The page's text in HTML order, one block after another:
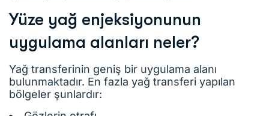
Yüze yağ enjeksiyonunun
uygulama alanları neler?
Yağ transferinin geniş bir uygulama alanı
bulunmaktadır. En fazla yağ transferi yapılan
bölgeler şunlardır: